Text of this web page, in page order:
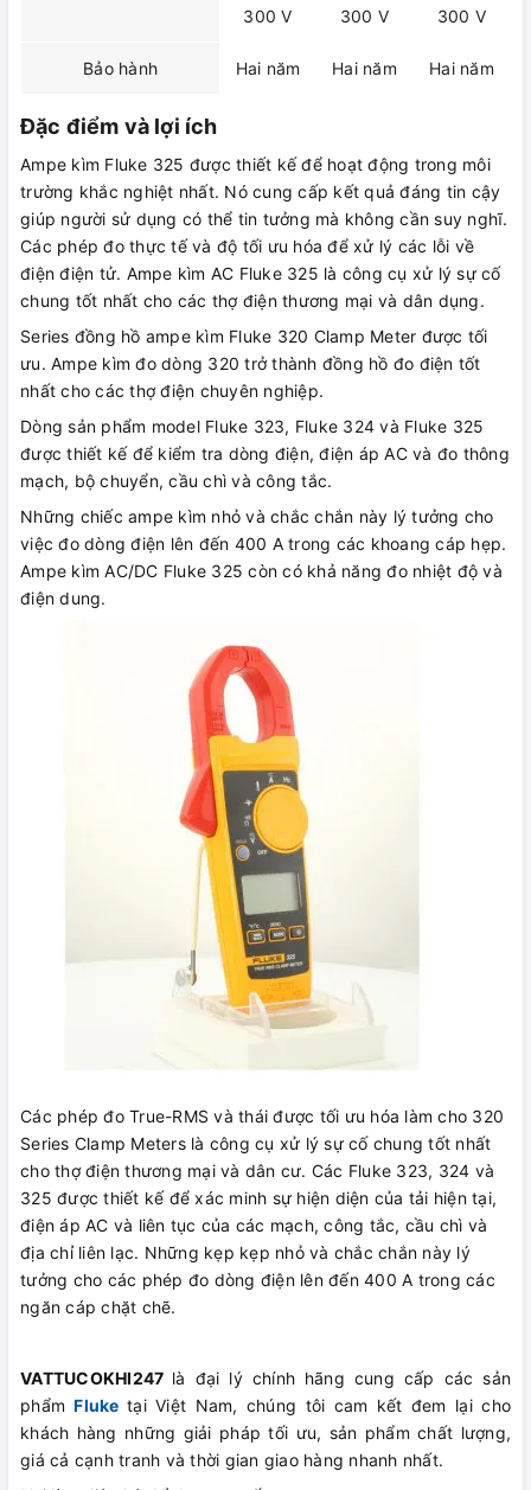
300 V
300 V
300 V
Bảo hành Hai năm Hai năm Hai năm
Đặc điểm và lợi ích
Ampe kìm Fluke 325 được thiết kế để hoạt động trong môi
trường khắc nghiệt nhất. Nó cung cấp kết quả đáng tin cậy
giúp người sử dụng có thể tin tưởng mà không cần suy nghĩ.
Các phép đo thực tế và độ tối ưu hóa để xử lý các lỗi về
điện điện tử. Ampe kìm AC Fluke 325 là công cụ xử lý sự cố
chung tốt nhất cho các thợ điện thương mại và dân dụng.
Series đồng hồ ampe kìm Fluke 320 Clamp Meter được tối
ưu. Ampe kìm đo dòng 320 trở thành đồng hồ đo điện tốt
nhất cho các thợ điện chuyên nghiệp.
Dòng sản phẩm model Fluke 323, Fluke 324 và Fluke 325
được thiết kế để kiểm tra dòng điện, điện áp AC và đo thông
mạch, bộ chuyển, cầu chì và công tắc.
Những chiếc ampe kìm nhỏ và chắc chắn này lý tưởng cho
việc đo dòng điện lên đến 400 A trong các khoang cáp hẹp.
Ampe kìm AC/DC Fluke 325 còn có khả năng đo nhiệt độ và
điện dung.
Các phép đo True-RMS và thái được tối ưu hóa làm cho 320
Series Clamp Meters là công cụ xử lý sự cố chung tốt nhất
cho thợ điện thương mại và dân cư. Các Fluke 323, 324 và
325 được thiết kế để xác minh sự hiện diện của tải hiện tại,
điện áp AC và liên tục của các mạch, công tắc, cầu chì và
địa chỉ liên lạc. Những kẹp kẹp nhỏ và chắc chắn này lý
tưởng cho các phép đo dòng điện lên đến 400 A trong các
ngăn cáp chặt chẽ.
VATTUCOKHI247 là đại lý chính hãng cung cấp các sản
phẩmFluketại Việt Nam, chúng tôi cam kết đem lại cho
khách hàng những giải pháp tối ưu, sản phẩm chất lượng,
giá cả cạnh tranh và thời gian giao hàng nhanh nhất.